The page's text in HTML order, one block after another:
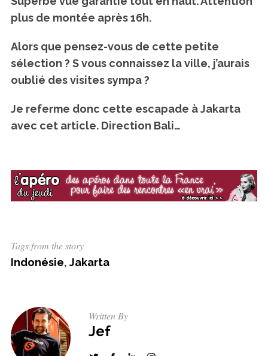
plus de montée après 16h.
Alors que pensez-vous de cette petite
sélection ? S vous connaissez la ville, j’aurais
oublié des visites sympa ?
Je referme donc cette escapade à Jakarta
avec cet article. Direction Bali…
Tags from the story
Indonésie, Jakarta
Written By
Jef